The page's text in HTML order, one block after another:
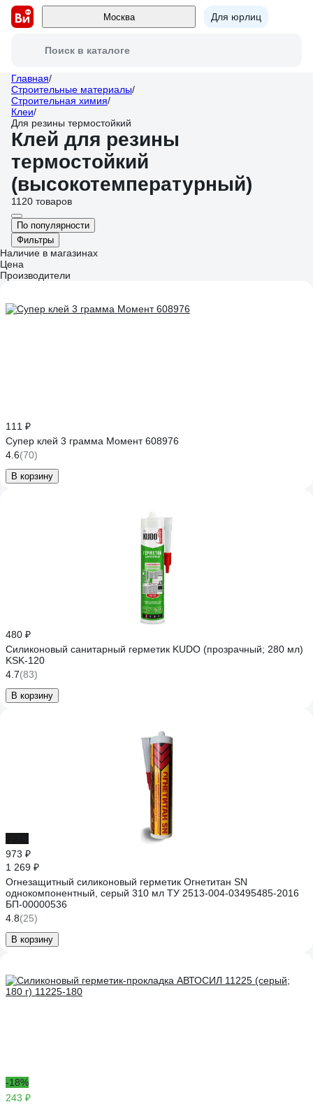
Москва Для юрлиц
Поиск в каталоге
Главная/
Строительные материалы/
Строительная химия/
Клеи/
Для резины термостойкий
Клей для резины
термостойкий
(высокотемпературный)
1120 товаров
По популярности
Фильтры
Наличие в магазинах
Цена
Производители
111 ₽
Супер клей 3 грамма Момент 608976
4.6(70)
В корзину
480 ₽
Силиконовый санитарный герметик KUDO (прозрачный; 280 мл)
KSK-120
4.7(83)
В корзину
973 ₽
1 269 ₽
Огнезащитный силиконовый герметик Огнетитан SN
однокомпонентный, серый 310 мл ТУ 2513-004-03495485-2016
БП-00000536
4.8(25)
В корзину
-18%
243 ₽